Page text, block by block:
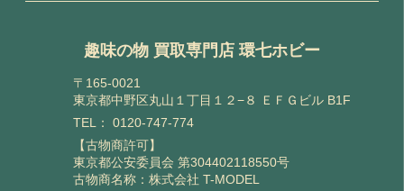
趣味の物 買取専門店 環七ホビー
〒165-0021
東京都中野区丸山１丁目１２−８ ＥＦＧビル B1F
TEL： 0120-747-774
【古物商許可】
東京都公安委員会 第304402118550号
古物商名称：株式会社 T-MODEL